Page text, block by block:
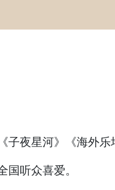
夜星河》《海外乐
听众喜爱。